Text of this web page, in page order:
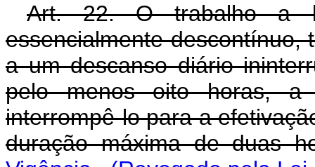
Art. 22. O trabalho a
essencialmente descontínuo,
a um descanso diário
pelo menos oito horas, a
interrompê-lo para a
duração máxima de duas